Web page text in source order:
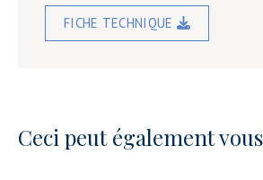
FICHE TECHNIQUE
Ceci peut également